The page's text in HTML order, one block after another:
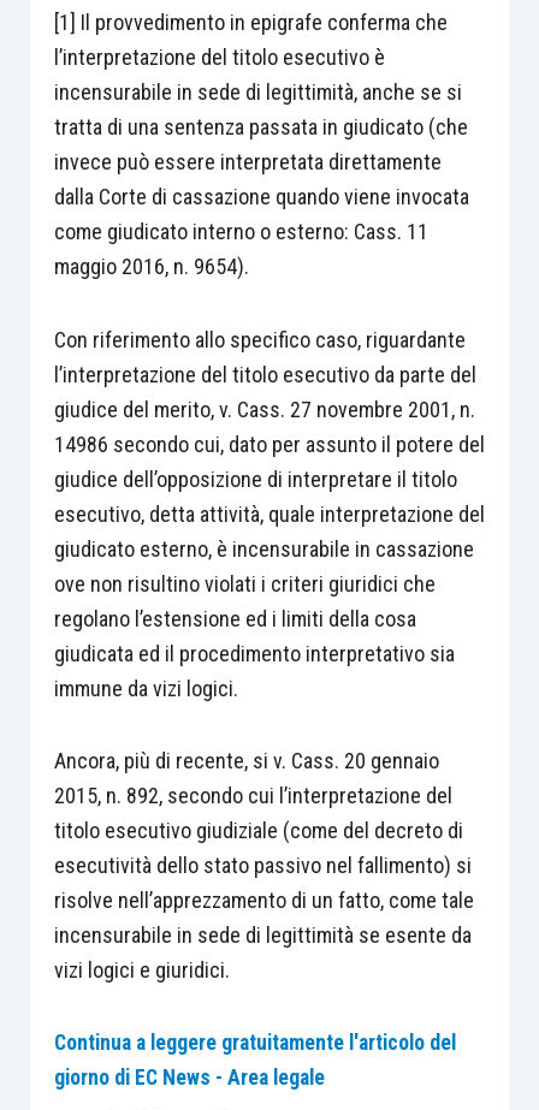
[1] Il provvedimento in epigrafe conferma che
l’interpretazione del titolo esecutivo è
incensurabile in sede di legittimità, anche se si
tratta di una sentenza passata in giudicato (che
invece può essere interpretata direttamente
dalla Corte di cassazione quando viene invocata
come giudicato interno o esterno: Cass. 11
maggio 2016, n. 9654).
Con riferimento allo specifico caso, riguardante
l’interpretazione del titolo esecutivo da parte del
giudice del merito, v. Cass. 27 novembre 2001, n.
14986 secondo cui, dato per assunto il potere del
giudice dell’opposizione di interpretare il titolo
esecutivo, detta attività, quale interpretazione del
giudicato esterno, è incensurabile in cassazione
ove non risultino violati i criteri giuridici che
regolano l’estensione ed i limiti della cosa
giudicata ed il procedimento interpretativo sia
immune da vizi logici.
Ancora, più di recente, si v. Cass. 20 gennaio
2015, n. 892, secondo cui l’interpretazione del
titolo esecutivo giudiziale (come del decreto di
esecutività dello stato passivo nel fallimento) si
risolve nell’apprezzamento di un fatto, come tale
incensurabile in sede di legittimità se esente da
vizi logici e giuridici.
Continua a leggere gratuitamente l'articolo del
giorno di EC News - Area legale